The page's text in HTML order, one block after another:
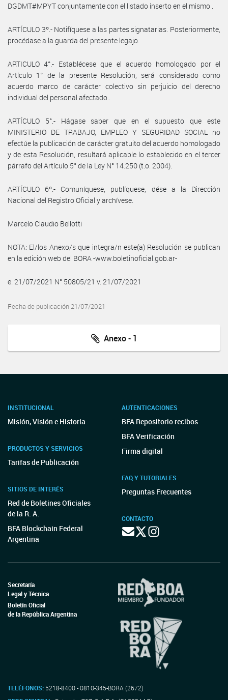
DGDMT#MPYT conjuntamente con el listado inserto en el mismo .
ARTÍCULO 3º.- Notifíquese a las partes signatarias. Posteriormente,
procédase a la guarda del presente legajo.
ARTICULO 4°.- Establécese que el acuerdo homologado por el
Artículo 1° de la presente Resolución, será considerado como
acuerdo marco de carácter colectivo sin perjuicio del derecho
individual del personal afectado..
ARTÍCULO 5°.- Hágase saber que en el supuesto que este
MINISTERIO DE TRABAJO, EMPLEO Y SEGURIDAD SOCIAL no
efectúe la publicación de carácter gratuito del acuerdo homologado
y de esta Resolución, resultará aplicable lo establecido en el tercer
párrafo del Artículo 5° de la Ley N° 14.250 (t.o. 2004).
ARTÍCULO 6º.- Comuníquese, publíquese, dése a la Dirección
Nacional del Registro Oficial y archívese.
Marcelo Claudio Bellotti
NOTA: El/los Anexo/s que integra/n este(a) Resolución se publican
en la edición web del BORA -www.boletinoficial.gob.ar-
e. 21/07/2021 N° 50805/21 v. 21/07/2021
Fecha de publicación 21/07/2021
Anexo - 1
INSTITUCIONAL
Misión, Visión e Historia
PRODUCTOS Y SERVICIOS
Tarifas de Publicación
SITIOS DE INTERÉS
Red de Boletines Oficiales
de la R. A.
BFA Blockchain Federal
Argentina
AUTENTICACIONES
BFA Repositorio recibos
BFA Verificación
Firma digital
FAQ Y TUTORIALES
Preguntas Frecuentes
CONTACTO
Secretaría
Legal y Técnica
Boletín Oficial
de la República Argentina
TELÉFONOS: 5218-8400 - 0810-345-BORA (2672)